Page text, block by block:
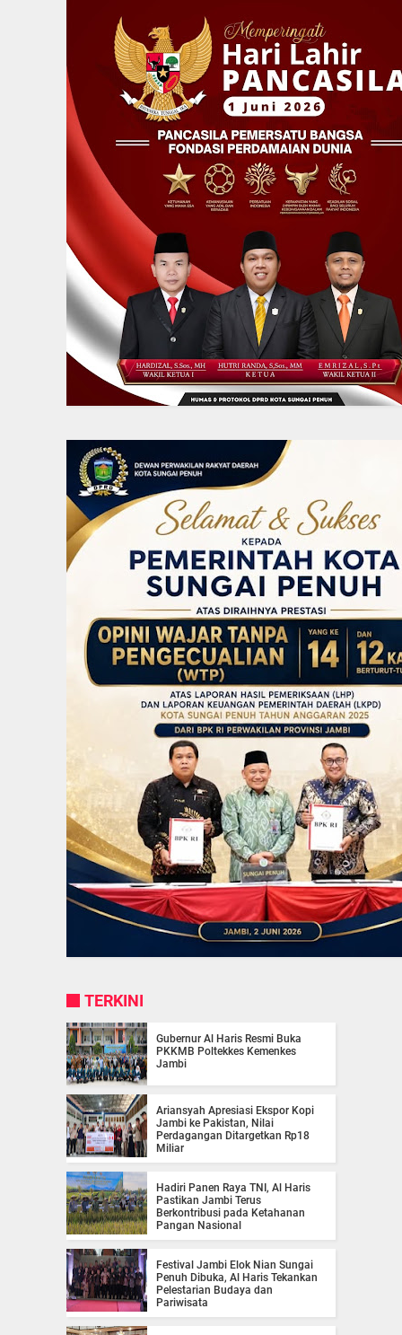
TERKINI
Gubernur Al Haris Resmi Buka
PKKMB Poltekkes Kemenkes
Jambi
Ariansyah Apresiasi Ekspor Kopi
Jambi ke Pakistan, Nilai
Perdagangan Ditargetkan Rp18
Miliar
Hadiri Panen Raya TNI, Al Haris
Pastikan Jambi Terus
Berkontribusi pada Ketahanan
Pangan Nasional
Festival Jambi Elok Nian Sungai
Penuh Dibuka, Al Haris Tekankan
Pelestarian Budaya dan
Pariwisata